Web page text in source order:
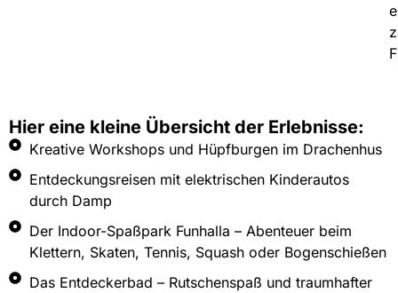
Hier eine kleine Übersicht der Erlebnisse:
Kreative Workshops und Hüpfburgen im Drachenhus
Entdeckungsreisen mit elektrischen Kinderautos
durch Damp
Der Indoor-Spaßpark Funhalla – Abenteuer beim
Klettern, Skaten, Tennis, Squash oder Bogenschießen
Das Entdeckerbad – Rutschenspaß und traumhafter